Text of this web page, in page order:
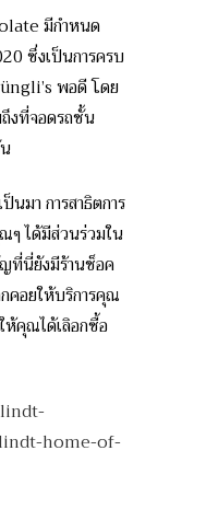
มีกำหนด
ซึ่งเป็นการครบ
พอดี โดย
งที่จอดรถชั้น
นมา การสาธิตการ
ๆ ได้มีส่วนร่วมใน
ที่นี่ยังมีร้านช็อค
อยให้บริการคุณ
ห้คุณได้เลิอกซื้อ
home-of-